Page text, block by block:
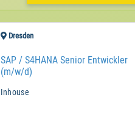
Dresden
SAP / S4HANA Senior Entwickler
(m/w/d)
Inhouse